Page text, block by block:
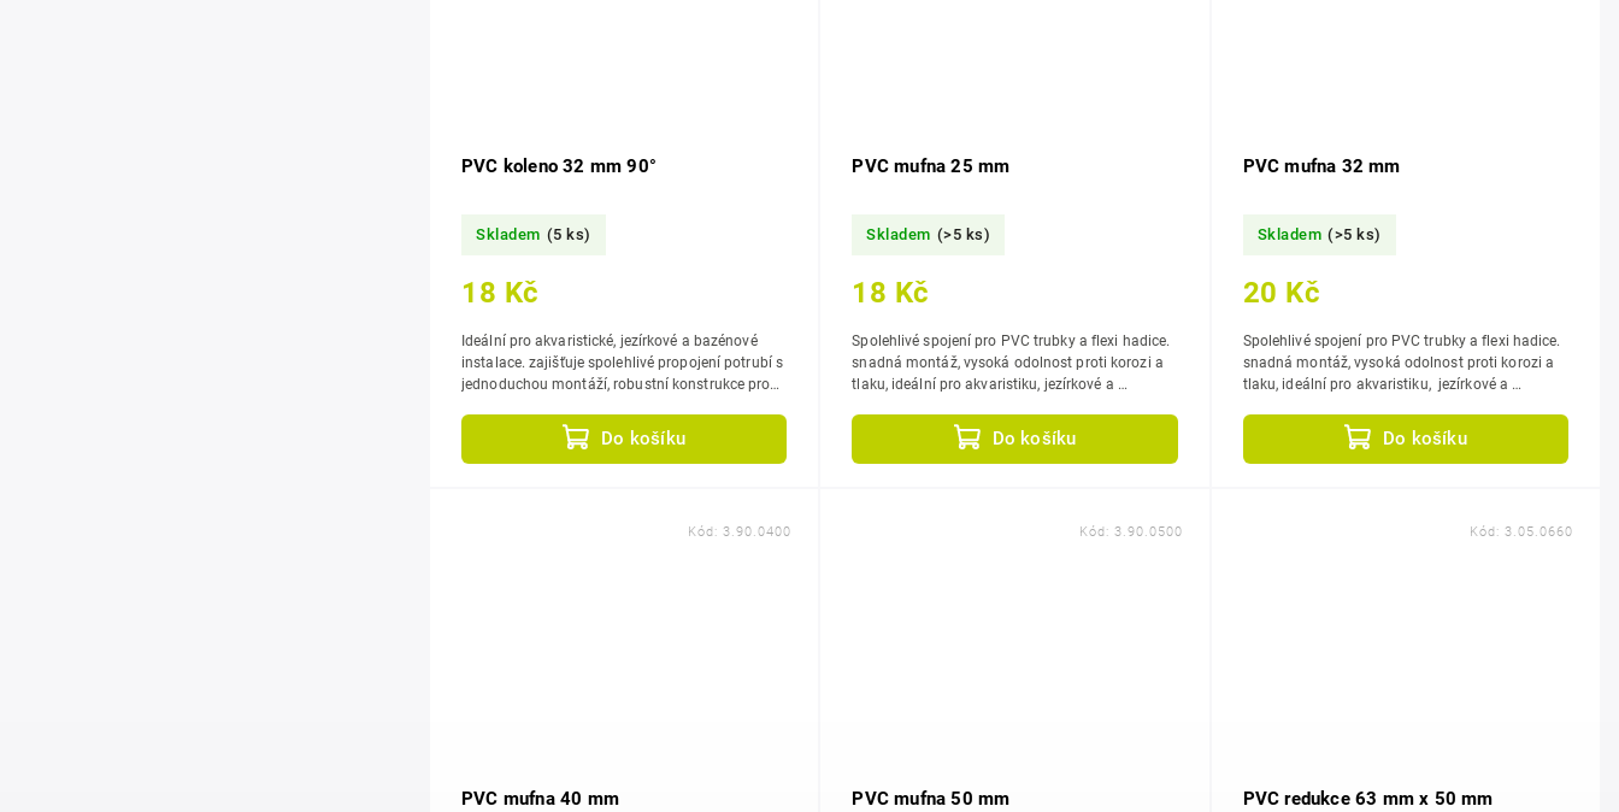
PVC koleno 32 mm 90°
Skladem (5 ks)
18 Kč
Do košíku
Ideální pro akvaristické, jezírkové a bazénové
instalace. zajišťuje spolehlivé propojení potrubí s
jednoduchou montáží, robustní konstrukce pro
PVC mufna 25 mm
Skladem (>5 ks)
18 Kč
Do košíku
Spolehlivé spojení pro PVC trubky a flexi hadice.
snadná montáž, vysoká odolnost proti korozi a
tlaku, ideální pro akvaristiku, jezírkové a
PVC mufna 32 mm
Skladem (>5 ks)
20 Kč
Do košíku
Spolehlivé spojení pro PVC trubky a flexi hadice.
snadná montáž, vysoká odolnost proti korozi a
tlaku, ideální pro akvaristiku, jezírkové a
PVC mufna 40 mm
Kód:3.90.0400
PVC mufna 50 mm
Kód: 3.90.0500
PVC redukce 63 mm x 50 mm
Kód: 3.05.0660